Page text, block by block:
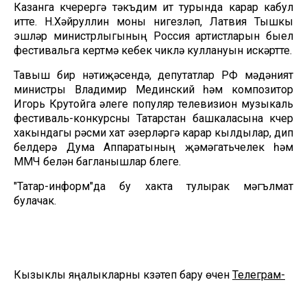
Казанга күчерергә тәкъдим итү турында карар кабул
итте. Н.Хәйруллин моны нигезләп, Латвия Тышкы
эшләр министрлыгының Россия артистларын быел
фестивальга кертмәү кебек чикләү куллануын искәртте.
Тавыш бирү нәтиҗәсендә, депутатлар РФ мәдәният
министры Владимир Мединский һәм композитор
Игорь Крутойга әлеге популяр телевизион музыкаль
фестиваль-конкурсны Татарстан башкаласына күчерү
хакындагы рәсми хат әзерләргә карар кылдылар, дип
белдерә Дума Аппаратының җәмәгатьчелек һәм
ММЧ белән багланышлар бүлеге.
"Татар-информ"да бу хакта тулырак мәгълүмат
булачак.
Кызыклы яңалыкларны күзәтеп бару өчен Телеграм-